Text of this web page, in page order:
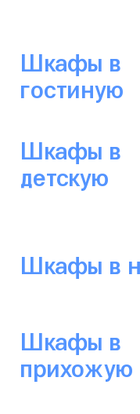
Шкафы в
гостиную
Шкафы в
детскую
Шкафы в
Шкафы в
прихожую